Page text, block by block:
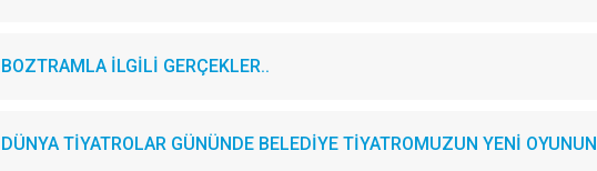
BOZTRAMLA İLGİLİ GERÇEKLER..
DÜNYA TİYATROLAR GÜNÜNDE BELEDİYE TİYATROMUZUN YENİ